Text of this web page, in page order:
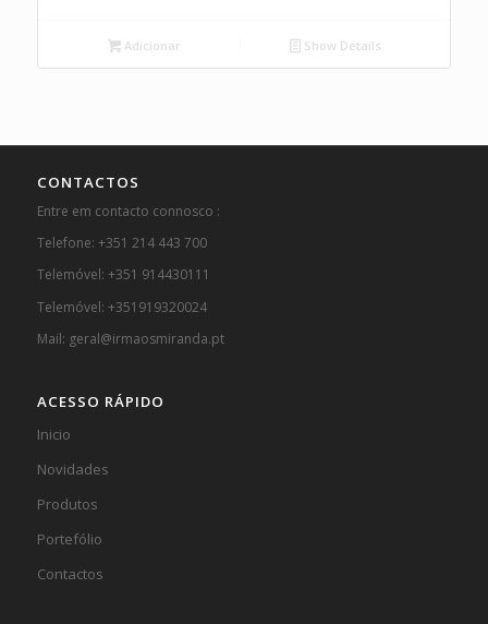
Adicionar Show Details
CONTACTOS
Entre em contacto connosco :
Telefone: +351 214 443 700
Telemóvel: +351 914430111
Telemóvel: +351919320024
Mail: geral@irmaosmiranda.pt
ACESSO RÁPIDO
Inicio
Novidades
Produtos
Portefólio
Contactos